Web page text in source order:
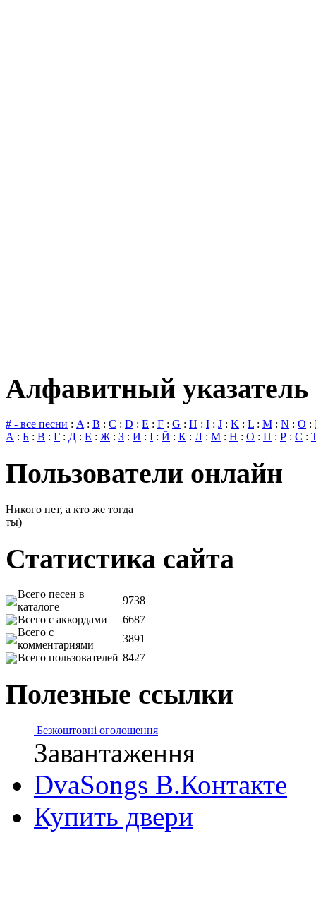
Алфавитный указатель
# - все песни : A: B : C : D : E : F : G : H : I : J : K : L : M : N : O :
А : Б : В : Г : Д : Е : Ж: З : И : І : Й : К : Л : М : Н : О : П : Р : С :
Пользователи онлайн
Никого нет, а кто же тогда
ты)
Статистика сайта
Всего песен в
каталоге
9738
Всего с аккордами
6687
Всего с
комментариями
3891
Всего пользователей 8427
Полезные ссылки
Безкоштовні оголошення
Завантаження
DvaSongs В.Контакте
Купить двери